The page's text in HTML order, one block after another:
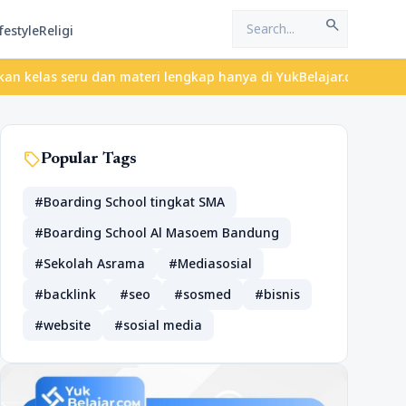
Religi search
dan materi lengkap hanya di YukBelajar.com. Mulai
sellPopular Tags
#Boarding School tingkat SMA
#Boarding School Al Masoem Bandung
#Sekolah Asrama
#Mediasosial
#backlink
#seo #sosmed
#bisnis
#website
#sosial media